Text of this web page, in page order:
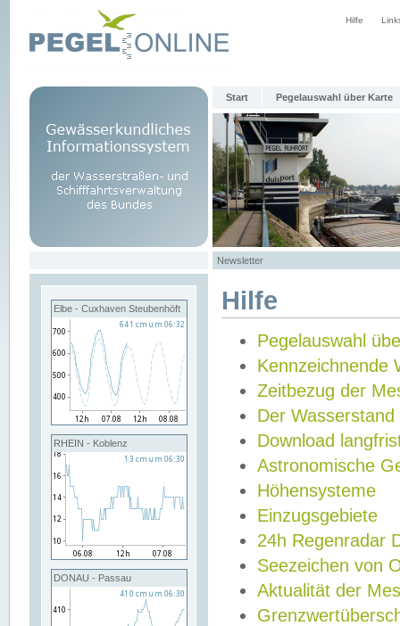
Hilfe
Start Pegelauswahl über Karte
Newsletter
Elbe - Cuxhaven Steubenhöft
RHEIN - Koblenz
DONAU - Passau
Hilfe
Pegelauswahl
Kennzeichnende
Zeitbezug der
Der Wasserstand
Download
Astronomische
Höhensysteme
Einzugsgebiete
24h Regenradar
Seezeichen von
Aktualität der